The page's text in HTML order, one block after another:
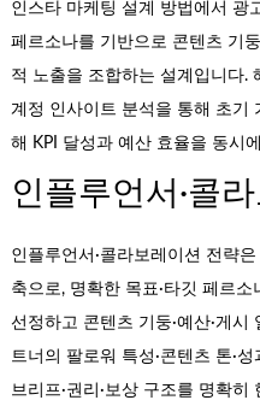
인스타 마케팅 설계 방법에서 광
페르소나를 기반으로 콘텐츠 기
적 노출을 조합하는 설계입니다.
계정 인사이트 분석을 통해 초기
해 KPI 달성과 예산 효율을 동시
인플루언서·콜
인플루언서·콜라보레이션 전략
축으로, 명확한 목표·타깃 페르
선정하고 콘텐츠 기둥·예산·게
트너의 팔로워 특성·콘텐츠 톤·
브리프·권리·보상 구조를 명확